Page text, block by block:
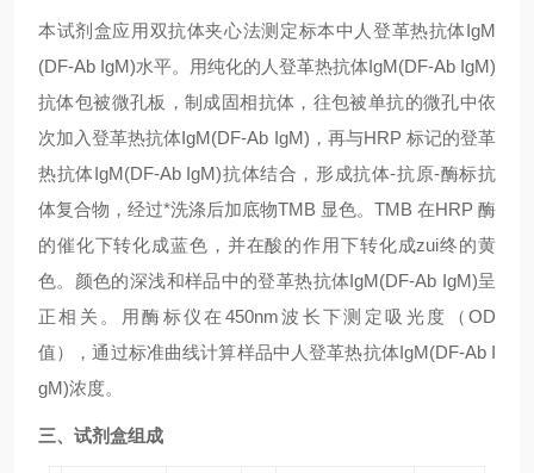
本试剂盒应用双抗体夹心法测定标本中人登革热抗体IgM
(DF-Ab IgM)水平。用纯化的人登革热抗体IgM(DF-Ab IgM)
抗体包被微孔板，制成固相抗体，往包被单抗的微孔中依
次加入登革热抗体IgM(DF-Ab IgM)，再与HRP 标记的登革
热抗体IgM(DF-Ab IgM)抗体结合，形成抗体-抗原-酶标抗
体复合物，经过*洗涤后加底物TMB 显色。TMB 在HRP 酶
的催化下转化成蓝色，并在酸的作用下转化成zui终的黄
色。颜色的深浅和样品中的登革热抗体IgM(DF-Ab IgM)呈
正相关。用酶标仪在450nm波长下测定吸光度（OD
值），通过标准曲线计算样品中人登革热抗体IgM(DF-Ab I
gM)浓度。
三、试剂盒组成